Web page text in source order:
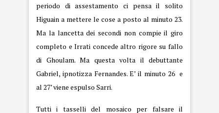
periodo di assestamento ci pensa il solito
Higuain a mettere le cose a posto al minuto 23.
Ma la lancetta dei secondi non compie il giro
completo e Irrati concede altro rigore su fallo
di Ghoulam. Ma questa volta il debuttante
Gabriel, ipnotizza Fernandes. E’ il minuto 26 e
al 27’ viene espulso Sarri.
Tutti i tasselli del mosaico per falsare il